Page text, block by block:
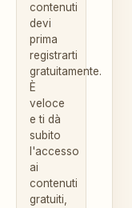
contenuti
devi
prima
registrarti
gratuitamente.
È
veloce
e ti dà
subito
l'accesso
ai
contenuti
gratuiti,